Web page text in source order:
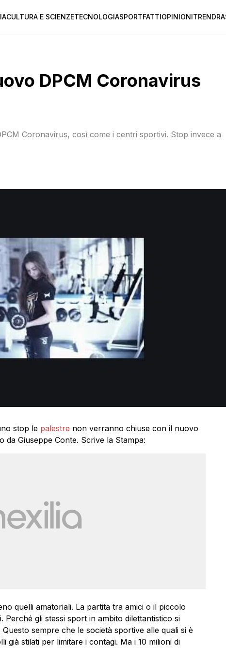
CULTURA E SCIENZETECNOLOGIASPORTFATTIOPINIONITREND
DPCM Coronavirus
Coronavirus, così come i centri sportivi. Stop invece a
stop le palestre non verranno chiuse con il nuovo
Giuseppe Conte. Scrive la Stampa:
quelli amatoriali. La partita tra amici o il piccolo
gli stessi sport in ambito dilettantistico si
sempre che le società sportive alle quali si è
già stilati per limitare i contagi. Ma i 10 milioni di